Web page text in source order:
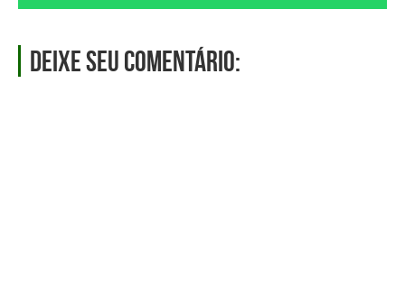
Deixe seu comentário: